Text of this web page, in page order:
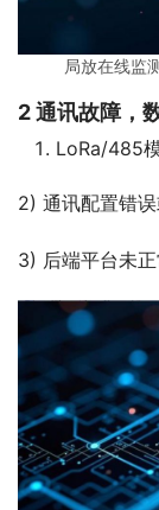
局放在线监
2通讯故障，
LoRa/485
2) 通讯配置错
3) 后端平台未